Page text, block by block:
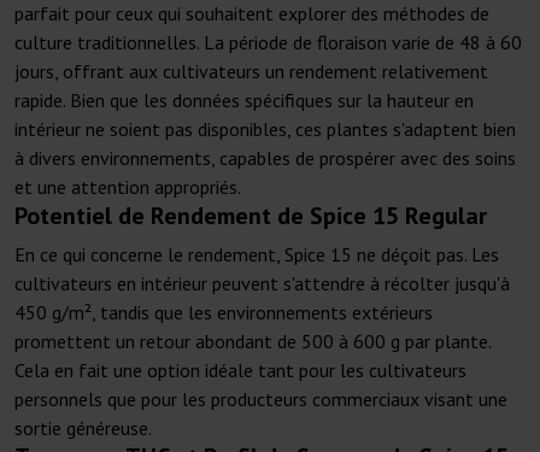
parfait pour ceux qui souhaitent explorer des méthodes de
culture traditionnelles. La période de floraison varie de 48 à 60
jours, offrant aux cultivateurs un rendement relativement
rapide. Bien que les données spécifiques sur la hauteur en
intérieur ne soient pas disponibles, ces plantes s'adaptent bien
à divers environnements, capables de prospérer avec des soins
et une attention appropriés.
Potentiel de Rendement de Spice 15 Regular
En ce qui concerne le rendement, Spice 15 ne déçoit pas. Les
cultivateurs en intérieur peuvent s'attendre à récolter jusqu'à
450 g/m², tandis que les environnements extérieurs
promettent un retour abondant de 500 à 600 g par plante.
Cela en fait une option idéale tant pour les cultivateurs
personnels que pour les producteurs commerciaux visant une
sortie généreuse.